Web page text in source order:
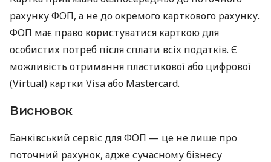
рахунку ФОП, а не до окремого карткового рахунку.
ФОП має право користуватися карткою для
особистих потреб після сплати всіх податків. Є
можливість отримання пластикової або цифрової
(Virtual) картки Visa або Mastercard.
Висновок
Банківський сервіс для ФОП — це не лише про
поточний рахунок, адже сучасному бізнесу